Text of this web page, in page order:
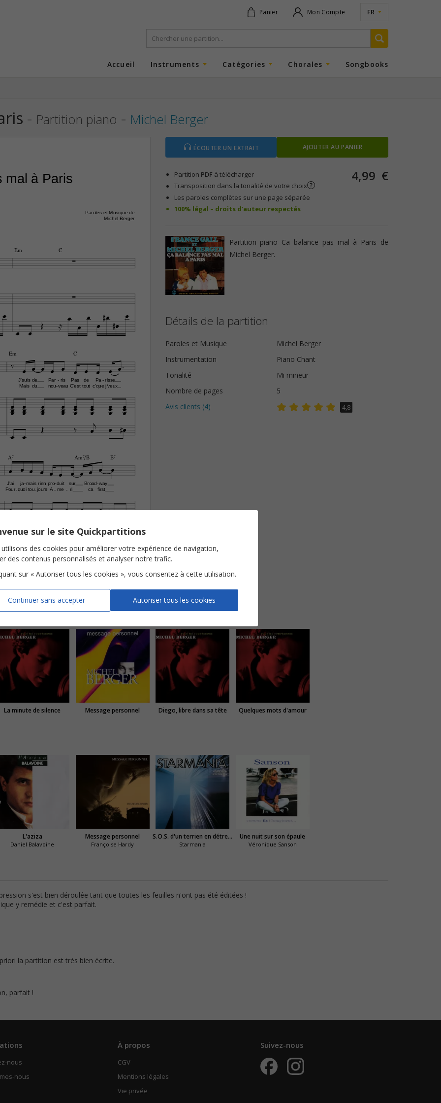
Panier Mon Compte FR
Accueil Instruments Catégories Chorales Songbooks
- Partition piano - Michel Berger
mal à Paris
Paroles et Musique de
Michel Berger
Editions Musicales Colline)
Em C
Em
J'suis
Mais
de
du
Par
nou
ris
veau
-
-
Pas
C'est
C
de
tout
Pa
c'que
risse
j'veux
-
Pour
J'ai
A7
ja
quoi
-
mais
tou
-
rien
jours
-
pro
A
duit
me
-
-
sur
ri
-
Am7/B
Broad
ca
first
way
-
B7



     
  
 


          


 

 

 

 

 

 

 


      

          



 

 

 

 


 

 


 


   
ÉCOUTER UN EXTRAIT AJOUTER AU PANIER
Partition PDF à télécharger
Transposition dans la tonalité de votre choix
Les paroles complètes sur une page séparée
100% légal – droits d’auteur respectés
4,99 €
Partition piano Ca balance pas mal à Paris de
Michel Berger.
Détails de la partition
Paroles et Musique
Michel Berger
Instrumentation
Piano Chant
Tonalité
Mi mineur
Nombre de pages
5
Avis clients (4) 4,8
La minute de silence Message personnel Diego, libre dans sa tête Quelques mots d'amour
L'aziza
Daniel Balavoine
Message personnel
Françoise Hardy
S.O.S. d'un terrien en détresse
Starmania
Une nuit sur son épaule
Véronique Sanson
s'est bien déroulée tant que toutes les feuilles n'ont pas été éditées !
y remédie et c'est parfait.
la partition est trés bien écrite.
parfait !
nous
nous
À propos
CGV
Mentions légales
Vie privée
Suivez-nous
sur le site Quickpartitions
des cookies pour améliorer votre expérience de navigation,
des contenus personnalisés et analyser notre trafic.
sur « Autoriser tous les cookies », vous consentez à cette utilisation.
Continuer sans accepter Autoriser tous les cookies